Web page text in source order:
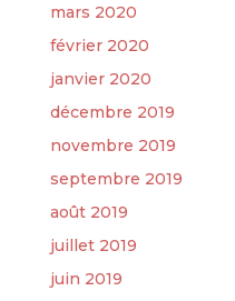
mars 2020
février 2020
janvier 2020
décembre 2019
novembre 2019
septembre 2019
août 2019
juillet 2019
juin 2019